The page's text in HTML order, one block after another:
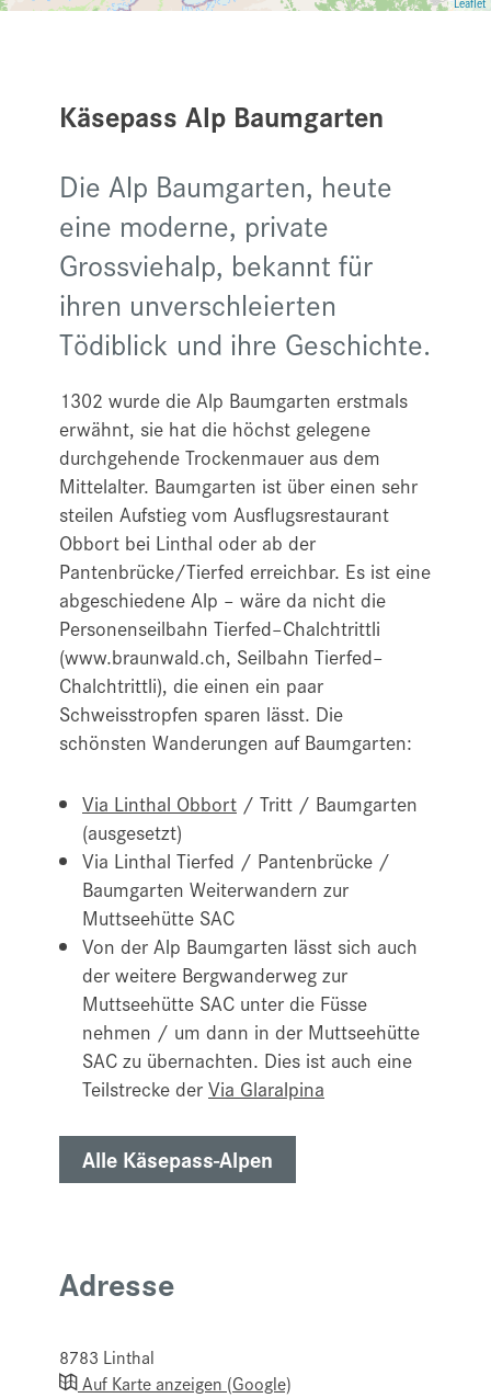
Käsepass Alp Baumgarten
Die Alp Baumgarten, heute
eine moderne, private
Grossviehalp, bekannt für
ihren unverschleierten
Tödiblick und ihre Geschichte.
1302 wurde die Alp Baumgarten erstmals
erwähnt, sie hat die höchst gelegene
durchgehende Trockenmauer aus dem
Mittelalter. Baumgarten ist über einen sehr
steilen Aufstieg vom Ausflugsrestaurant
Obbort bei Linthal oder ab der
Pantenbrücke/Tierfed erreichbar. Es ist eine
abgeschiedene Alp – wäre da nicht die
Personenseilbahn Tierfed–Chalchtrittli
(www.braunwald.ch, Seilbahn Tierfed–
Chalchtrittli), die einen ein paar
Schweisstropfen sparen lässt. Die
schönsten Wanderungen auf Baumgarten:
Via Linthal Obbort / Tritt / Baumgarten
(ausgesetzt)
Via Linthal Tierfed / Pantenbrücke /
Baumgarten Weiterwandern zur
Muttseehütte SAC
Von der Alp Baumgarten lässt sich auch
der weitere Bergwanderweg zur
Muttseehütte SAC unter die Füsse
nehmen / um dann in der Muttseehütte
SAC zu übernachten. Dies ist auch eine
Teilstrecke derVia Glaralpina
Alle Käsepass-Alpen
Adresse
8783 Linthal
Auf Karte anzeigen (Google)